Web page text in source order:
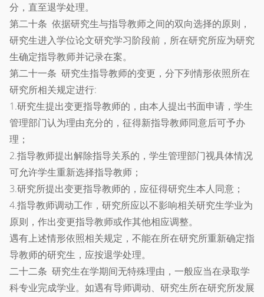
分，直至退学处理。
第二十条 依据研究生与指导教师之间的双向选择的原则，
研究生进入学位论文研究学习阶段前，所在研究所应为研究
生确定指导教师并记录在案。
第二十一条 研究生指导教师的变更，分下列情形依照所在
研究所相关规定进行:
1.研究生提出变更指导教师的，由本人提出书面申请，学生
管理部门认为理由充分的，征得新指导教师同意后可予办
理；
2.指导教师提出解除指导关系的，学生管理部门视具体情况
可允许学生重新选择指导教师；
3.研究所提出变更指导教师的，应征得研究生本人同意；
4.指导教师调动工作，研究所应以不影响相关研究生学业为
原则，作出变更指导教师或作其他相应调整。
遇有上述情形依照相关规定，不能在所在研究所重新确定指
导教师的研究生，应按退学处理。
二十二条 研究生在学期间无特殊理由，一般应当在录取学
科专业完成学业。如遇有导师调动、研究生所在研究所发展